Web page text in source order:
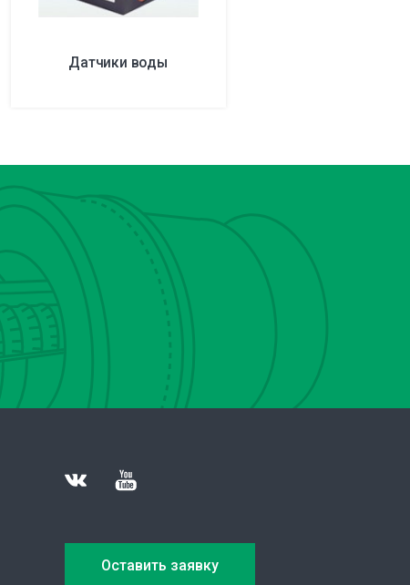
Датчики воды
Оставить заявку